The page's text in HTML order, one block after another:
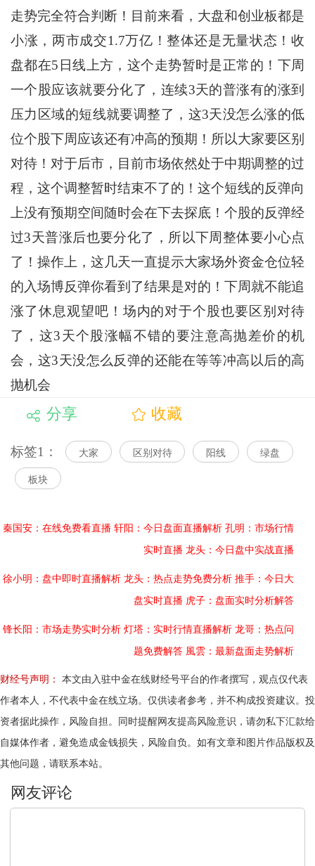
走势完全符合判断！目前来看，大盘和创业板都是
小涨，两市成交1.7万亿！整体还是无量状态！收
盘都在5日线上方，这个走势暂时是正常的！下周
一个股应该就要分化了，连续3天的普涨有的涨到
压力区域的短线就要调整了，这3天没怎么涨的低
位个股下周应该还有冲高的预期！所以大家要区别
对待！对于后市，目前市场依然处于中期调整的过
程，这个调整暂时结束不了的！这个短线的反弹向
上没有预期空间随时会在下去探底！个股的反弹经
过3天普涨后也要分化了，所以下周整体要小心点
了！操作上，这几天一直提示大家场外资金仓位轻
的入场博反弹你看到了结果是对的！下周就不能追
涨了休息观望吧！场内的对于个股也要区别对待
了，这3天个股涨幅不错的要注意高抛差价的机
会，这3天没怎么反弹的还能在等等冲高以后的高
抛机会
分享 收藏
标签1： 大家 区别对待 阳线 绿盘
板块
秦国安：在线免费看直播 轩阳：今日盘面直播解析 孔明：市场行情
实时直播 龙头：今日盘中实战直播
徐小明：盘中即时直播解析 龙头：热点走势免费分析 推手：今日大
盘实时直播 虎子：盘面实时分析解答
锋长阳：市场走势实时分析 灯塔：实时行情直播解析 龙哥：热点问
题免费解答 風雲：最新盘面走势解析
财经号声明：
本文由入驻中金在线财经号平台的作者撰写，观点仅代表
作者本人，不代表中金在线立场。仅供读者参考，并不构成投资建议。投
资者据此操作，风险自担。同时提醒网友提高风险意识，请勿私下汇款给
自媒体作者，避免造成金钱损失，风险自负。如有文章和图片作品版权及
其他问题，请联系本站。